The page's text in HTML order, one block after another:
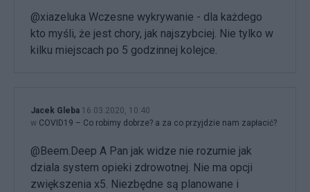
@xiazeluka Wczesne wykrywanie - dla każdego
kto myśli, że jest chory, jak najszybciej. Nie tylko w
kilku miejscach po 5 godzinnej kolejce.
Jacek Gleba 16.03.2020, 10:40
w COVID19 – Co robimy dobrze? a za co przyjdzie nam zapłacić?
@Beem.Deep A Pan jak widze nie rozumie jak
dziala system opieki zdrowotnej. Nie ma opcji
zwiększenia x5. Niezbędne są planowane i